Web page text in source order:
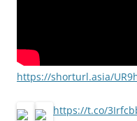
https://shorturl.asia/
https://t.co/